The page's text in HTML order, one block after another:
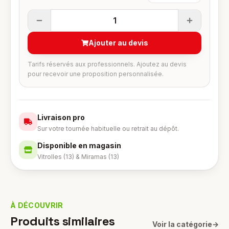
1
Ajouter au devis
Tarifs réservés aux professionnels. Ajoutez au devis
pour recevoir une proposition personnalisée.
Livraison pro
Sur votre tournée habituelle ou retrait au dépôt.
Disponible en magasin
Vitrolles (13) & Miramas (13)
À DÉCOUVRIR
Produits similaires Voir la catégorie→